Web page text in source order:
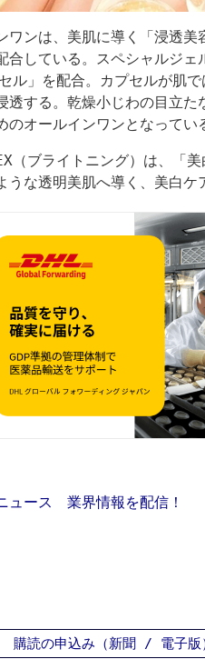
ンは、美肌に導く「浸透美
している。スペシャルジェ
」を配合。カプセルが肌
透する。乾燥小じわの目立
オールインワンとなってい
（ブライトニング）は、「
な透明美肌へ導く、美白ケ
ュース 業界情報を配信！
購読の申込み（新聞 / 電子版